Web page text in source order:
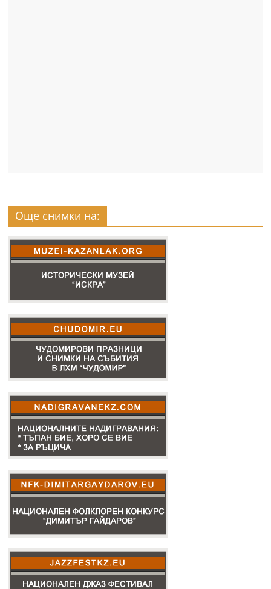
Още снимки на: